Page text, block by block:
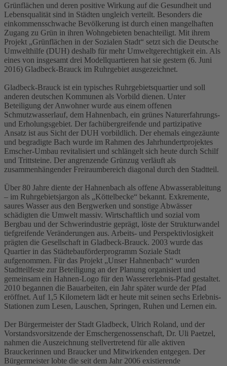
Grünflächen und deren positive Wirkung auf die Gesundheit und
Lebensqualität sind in Städten ungleich verteilt. Besonders die
einkommensschwache Bevölkerung ist durch einen mangelhaften
Zugang zu Grün in ihren Wohngebieten benachteiligt. Mit ihrem
Projekt „Grünflächen in der Sozialen Stadt“ setzt sich die Deutsche
Umwelthilfe (DUH) deshalb für mehr Umweltgerechtigkeit ein. Als
eines von insgesamt drei Modellquartieren hat sie gestern (6. Juni
2016) Gladbeck-Brauck im Ruhrgebiet ausgezeichnet.
Gladbeck-Brauck ist ein typisches Ruhrgebietsquartier und soll
anderen deutschen Kommunen als Vorbild dienen. Unter
Beteiligung der Anwohner wurde aus einem offenen
Schmutzwasserlauf, dem Hahnenbach, ein grünes Naturerfahrungs-
und Erholungsgebiet. Der fachübergreifende und partizipative
Ansatz ist aus Sicht der DUH vorbildlich. Der ehemals eingezäunte
und begradigte Bach wurde im Rahmen des Jahrhundertprojektes
Emscher-Umbau revitalisiert und schlängelt sich heute durch Schilf
und Trittsteine. Der angrenzende Grünzug verläuft als
zusammenhängender Freiraumbereich diagonal durch den Stadtteil.
Über 80 Jahre diente der Hahnenbach als offene Abwasserableitung
– im Ruhrgebietsjargon als „Köttelbecke“ bekannt. Exkremente,
saures Wasser aus den Bergwerken und sonstige Abwässer
schädigten die Umwelt massiv. Wirtschaftlich und sozial vom
Bergbau und der Schwerindustrie geprägt, löste der Strukturwandel
tiefgreifende Veränderungen aus. Arbeits- und Perspektivlosigkeit
prägten die Gesellschaft in Gladbeck-Brauck. 2003 wurde das
Quartier in das Städtebauförderprogramm Soziale Stadt
aufgenommen. Für das Projekt „Unser Hahnenbach“ wurden
Stadtteilfeste zur Beteiligung an der Planung organisiert und
gemeinsam ein Hahnen-Logo für den Wassererlebnis-Pfad gestaltet.
2010 begannen die Bauarbeiten, ein Jahr später wurde der Pfad
eröffnet. Auf 1,5 Kilometern lädt er heute mit seinen sechs Erlebnis-
Stationen zum Lesen, Lauschen, Springen, Ruhen und Lernen ein.
Der Bürgermeister der Stadt Gladbeck, Ulrich Roland, und der
Vorstandsvorsitzende der Emschergenossenschaft, Dr. Uli Paetzel,
nahmen die Auszeichnung stellvertretend für alle aktiven
Brauckerinnen und Braucker und Mitwirkenden entgegen. Der
Bürgermeister lobte die seit dem Jahr 2006 existierende